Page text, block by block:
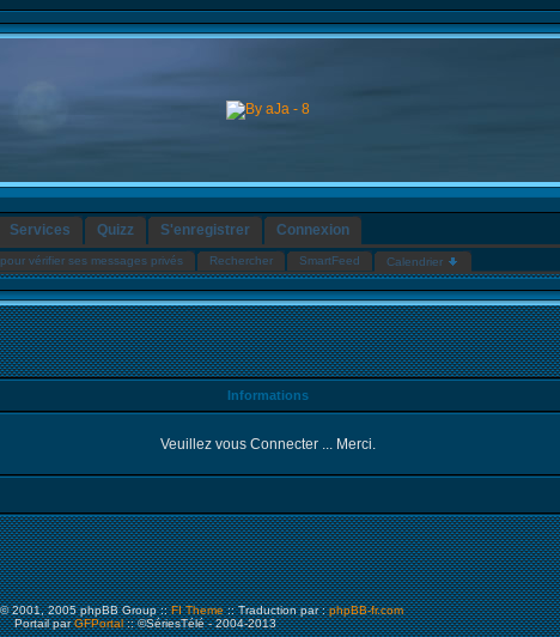
Services Quizz S'enregistrer Connexion
vérifier ses messages privés Rechercher SmartFeed Calendrier
Informations
Veuillez vous Connecter ... Merci.
2001, 2005 phpBB Group ::FI Theme :: Traduction par :phpBB-fr.com
Portail parGFPortal:: ©SériesTélé - 2004-2013